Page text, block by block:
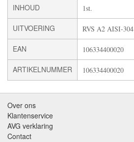
INHOUD 1st.
UITVOERING RVS A2 AISI-304
EAN 106334400020
ARTIKELNUMMER 106334400020
Over ons
Klantenservice
AVG verklaring
Contact